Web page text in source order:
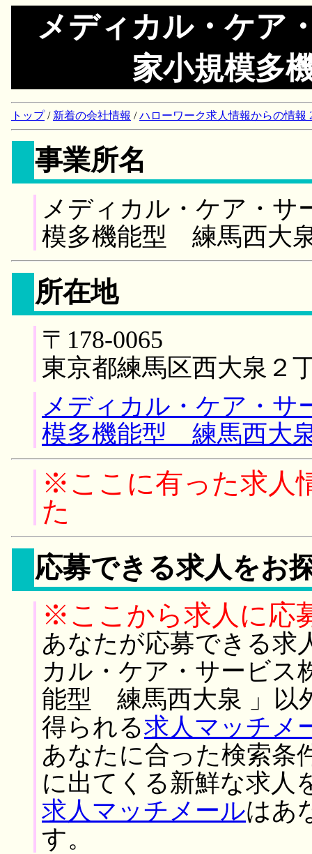
メディカル・ケア
家小規模多
トップ/ 新着の会社情報 /ハローワーク求人情報からの情報
事業所名
メディカル・ケア・
模多機能型 練馬西大
所在地
〒178-0065
東京都練馬区西大泉２
メディカル・ケア・
模多機能型 練馬西大
※ここに有った求人
た
応募できる求人をお
※ここから求人に応
あなたが応募できる求
カル・ケア・サービ
能型 練馬西大泉 」以
得られる求人マッチメ
あなたに合った検索条
に出てくる新鮮な求人
求人マッチメールはあ
す。